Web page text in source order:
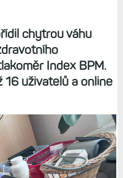
chytrou váhu
Index BPM.
uživatelů a online